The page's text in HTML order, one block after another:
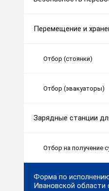
Перемещение и
Отбор (стоянки)
Отбор (эвакуаторы)
Зарядные станции
Отбор на получение
Форма по
Ивановской области